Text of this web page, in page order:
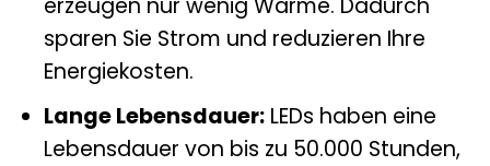
sparen Sie Strom und reduzieren Ihre
Energiekosten.
Lange Lebensdauer:LEDs haben eine
Lebensdauer von bis zu 50.000 Stunden,